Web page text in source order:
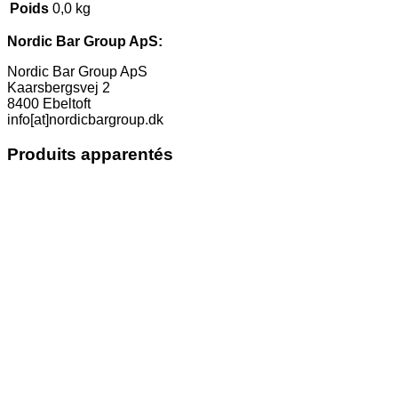
Poids 0,0 kg
Nordic Bar Group ApS:
Nordic Bar Group ApS
Kaarsbergsvej 2
8400 Ebeltoft
info[at]nordicbargroup.dk
Produits apparentés